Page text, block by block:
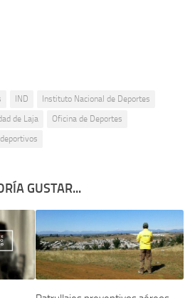
IND
Instituto Nacional de Deportes
de Laja
Oficina de Deportes
GUSTAR...